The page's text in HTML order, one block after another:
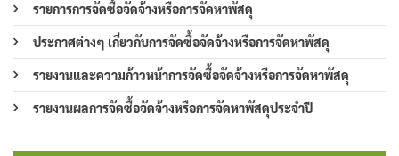
รายการการจัดซื้อจัดจ้างหรือการจัดหาพัสดุ
ประกาศต่างๆ เกี่ยวกับการจัดซื้อจัดจ้างหรือการจัดหาพัสดุ
รายงานและความก้าวหน้าการจัดซื้อจัดจ้างหรือการจัดหาพัสดุ
รายงานผลการจัดซื้อจัดจ้างหรือการจัดหาพัสดุประจำปี